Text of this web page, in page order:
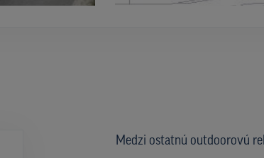
Medzi ostatnú outdoorovú